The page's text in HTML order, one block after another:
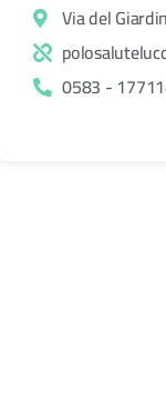
Via del
0583 -